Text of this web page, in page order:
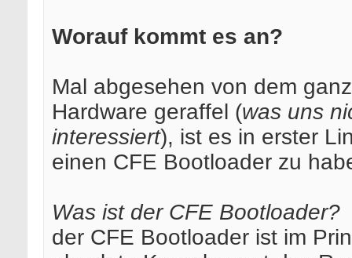
Worauf kommt es an?
Mal abgesehen von dem
Hardware geraffel (was uns
interessiert), ist es in erster
einen CFE Bootloader zu
Was ist der CFE Bootloader?
der CFE Bootloader ist im